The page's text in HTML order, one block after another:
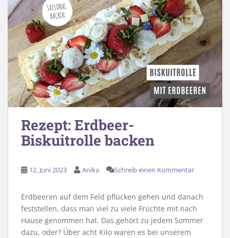
Rezept: Erdbeer-
Biskuitrolle backen
12. Juni 2023 Anika Schreib einen Kommentar
Erdbeeren auf dem Feld pflücken gehen und danach
feststellen, dass man viel zu viele Früchte mit nach
Hause genommen hat. Das gehört zu jedem Sommer
dazu, oder? Über acht Kilo waren es bei unserem